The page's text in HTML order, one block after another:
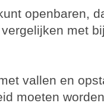
openbaren,
met
vallen en
moeten